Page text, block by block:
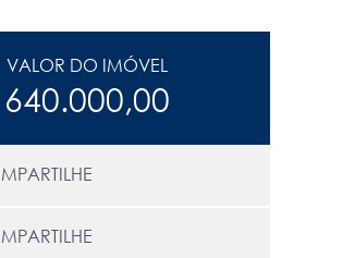
VALOR DO IMÓVEL
640.000,00